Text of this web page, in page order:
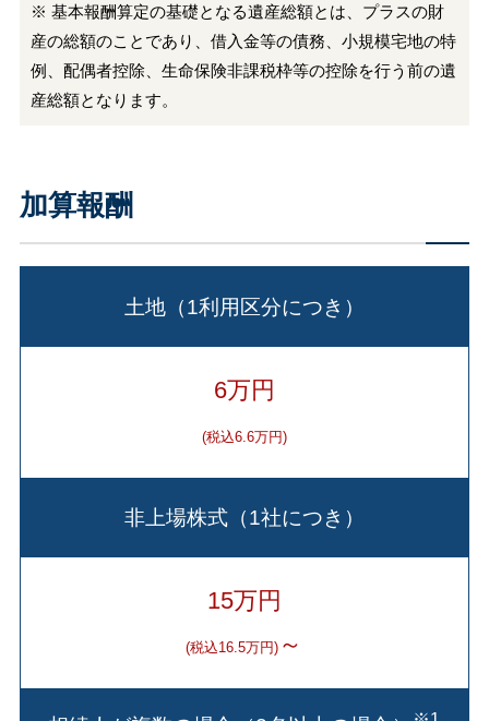
※ 基本報酬算定の基礎となる遺産総額とは、プラスの財
産の総額のことであり、借入金等の債務、小規模宅地の特
例、配偶者控除、生命保険非課税枠等の控除を行う前の遺
産総額となります。
加算報酬
土地（1利用区分につき）
6万円
(税込6.6万円)
非上場株式（1社につき）
15万円
(税込16.5万円) ～